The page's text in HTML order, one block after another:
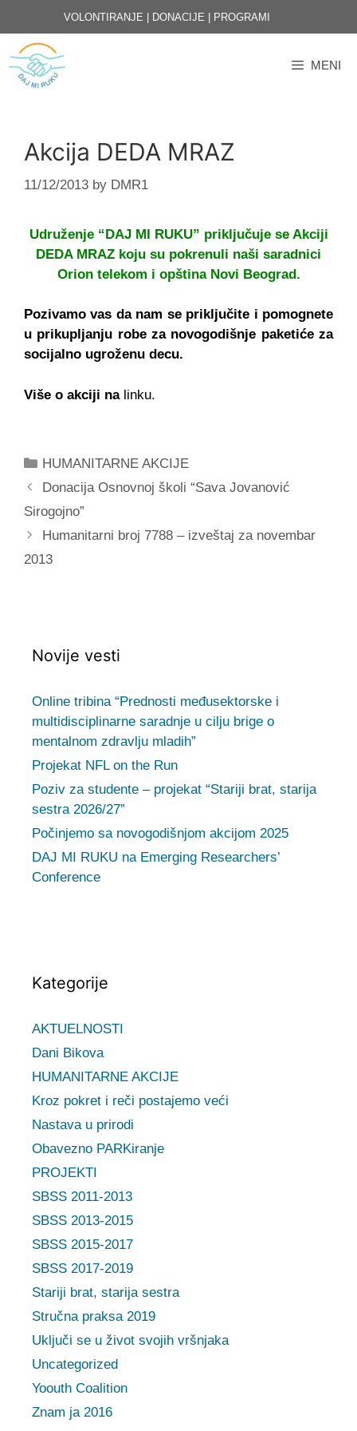
content
VOLONTIRANJE DONACIJE PROGRAMI
MENI
Akcija DEDA MRAZ
11/12/2013 by DMR1
Udruženje “DAJ MI RUKU” priključuje se Akciji
DEDA MRAZ koju su pokrenuli naši saradnici
Orion telekom i opština Novi Beograd.
Pozivamo vas da nam se priključite i pomognete
u prikupljanju robe za novogodišnje paketiće za
socijalno ugroženu decu.
Više o akciji na linku.
Categories
HUMANITARNE AKCIJE
Post
navigation
Donacija Osnovnoj školi “Sava Jovanović
Sirogojno”
Humanitarni broj 7788 – izveštaj za novembar
2013
Novije vesti
Online tribina “Prednosti međusektorske i
multidisciplinarne saradnje u cilju brige o
mentalnom zdravlju mladih”
Projekat NFL on the Run
Poziv za studente – projekat “Stariji brat, starija
sestra 2026/27”
Počinjemo sa novogodišnjom akcijom 2025
DAJ MI RUKU na Emerging Researchers’
Conference
Kategorije
AKTUELNOSTI
Dani Bikova
HUMANITARNE AKCIJE
Kroz pokret i reči postajemo veći
Nastava u prirodi
Obavezno PARKiranje
PROJEKTI
SBSS 2011-2013
SBSS 2013-2015
SBSS 2015-2017
SBSS 2017-2019
Stariji brat, starija sestra
Stručna praksa 2019
Uključi se u život svojih vršnjaka
Uncategorized
Yoouth Coalition
Znam ja 2016